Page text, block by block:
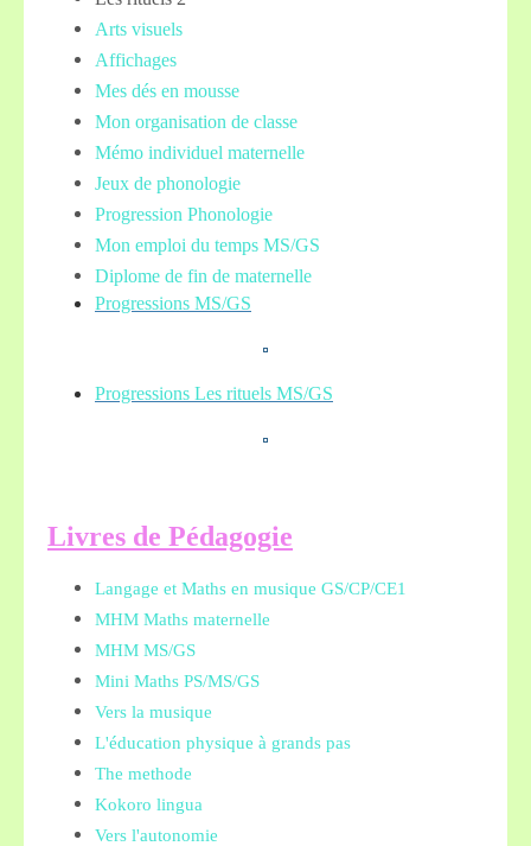
Arts visuels
Affichages
Mes dés en mousse
Mon organisation de classe
Mémo individuel maternelle
Jeux de phonologie
Progression Phonologie
Mon emploi du temps MS/GS
Diplome de fin de maternelle
Progressions MS/GS
Progressions Les rituels MS/GS
Livres de Pédagogie
Langage et Maths en musique GS/CP/CE1
MHM Maths maternelle
MHM MS/GS
Mini Maths PS/MS/GS
Vers la musique
L'éducation physique à grands pas
The methode
Kokoro lingua
Vers l'autonomie